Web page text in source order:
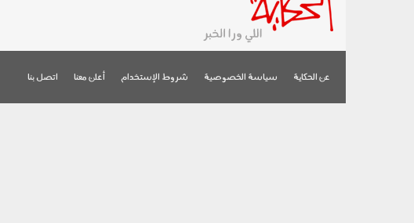
عن الحكاية سياسة الخصوصية شروط الإستخدام أعلن معنا اتصل بنا